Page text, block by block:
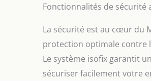
Fonctionnalités de sécurité
La sécurité est au cœur du
protection optimale contre
Le système isofix garantit
sécuriser facilement votre